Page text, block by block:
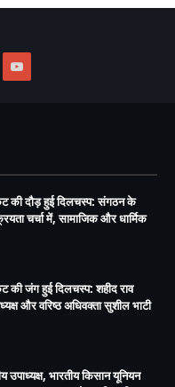
की दौड़ हुई दिलचस्प: संगठन के
चर्चा में, सामाजिक और धार्मिक
की जंग हुई दिलचस्प: शहीद राव
और वरिष्ठ अधिवक्ता सुशील भाटी
उपाध्यक्ष, भारतीय किसान यूनियन